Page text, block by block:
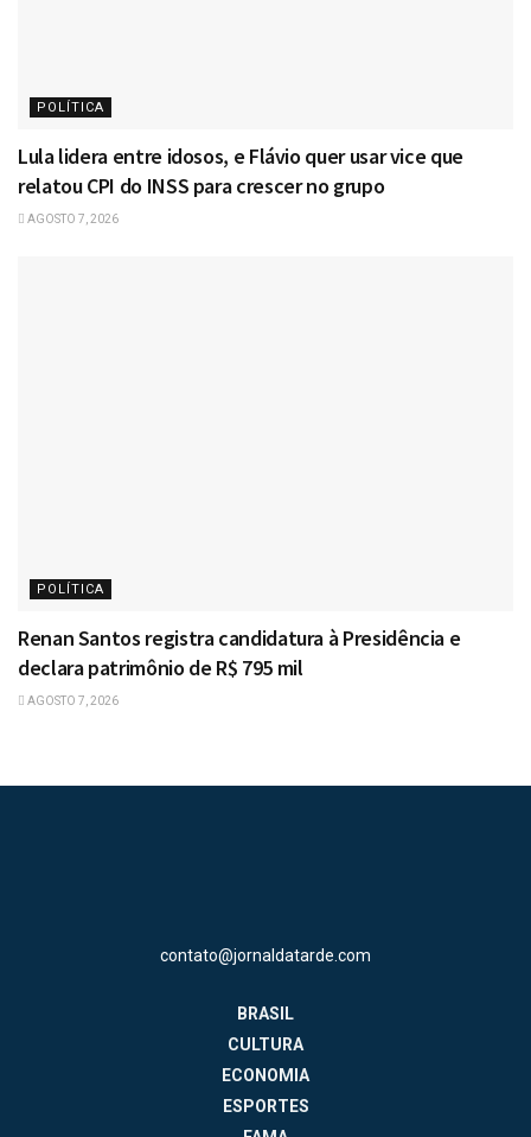
POLÍTICA
Lula lidera entre idosos, e Flávio quer usar vice que
relatou CPI do INSS para crescer no grupo
AGOSTO 7, 2026
POLÍTICA
Renan Santos registra candidatura à Presidência e
declara patrimônio de R$ 795 mil
AGOSTO 7, 2026
contato@jornaldatarde.com
BRASIL
CULTURA
ECONOMIA
ESPORTES